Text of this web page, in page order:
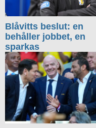
Blåvitts beslut: en
behåller jobbet, en
sparkas